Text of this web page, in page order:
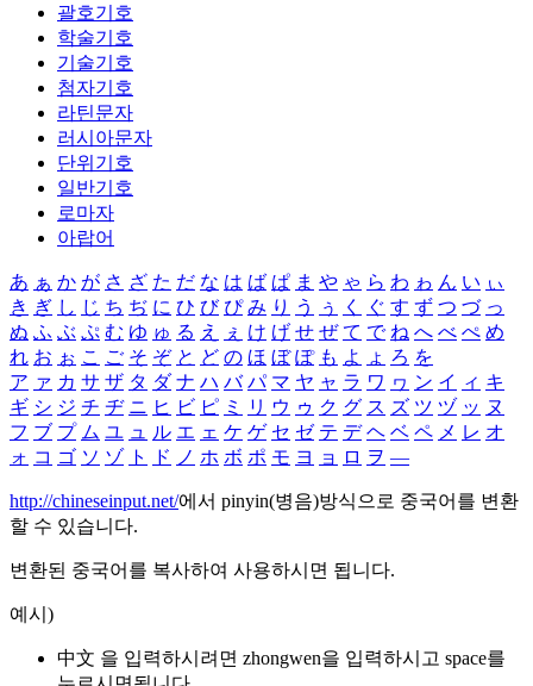
괄호기호
학술기호
기술기호
첨자기호
라틴문자
러시아문자
단위기호
일반기호
로마자
아랍어
あ ぁ か が さ ざ た だ な は ば ぱ ま や ゃ ら わ ゎ ん い ぃ
き ぎ し じ ち ぢ に ひ び ぴ み り う ぅ く ぐ す ず つ づ っ
ぬ ふ ぶ ぷ む ゆ ゅ る え ぇ け げ せ ぜ て で ね へ べ ぺ め
れ お ぉ こ ご そ ぞ と ど の ほ ぼ ぽ も よ ょ ろ を
ア ァ カ サ ザ タ ダ ナ ハ バ パ マ ヤ ャ ラ ワ ヮ ン イ ィ キ
ギ シ ジ チ ヂ ニ ヒ ビ ピ ミ リ ウ ゥ ク グ ス ズ ツ ヅ ッ ヌ
フ ブ プ ム ユ ュ ル エ ェ ケ ゲ セ ゼ テ デ ヘ ベ ペ メ レ オ
ォ コ ゴ ソ ゾ ト ド ノ ホ ボ ポ モ ヨ ョ ロ ヲ ―
http://chineseinput.net/에서 pinyin(병음)방식으로 중국어를 변환
할 수 있습니다.
변환된 중국어를 복사하여 사용하시면 됩니다.
예시)
中文 을 입력하시려면 zhongwen을 입력하시고 space를